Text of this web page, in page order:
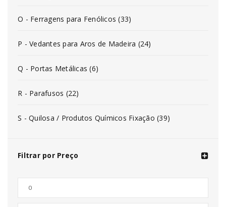
O - Ferragens para Fenólicos (33)
P - Vedantes para Aros de Madeira (24)
Q - Portas Metálicas (6)
R - Parafusos (22)
S - Quilosa / Produtos Químicos Fixação (39)
Filtrar por Preço